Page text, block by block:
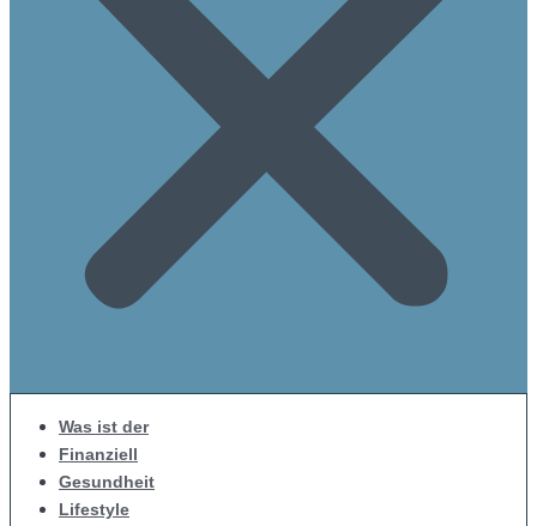
Was ist der
Finanziell
Gesundheit
Lifestyle